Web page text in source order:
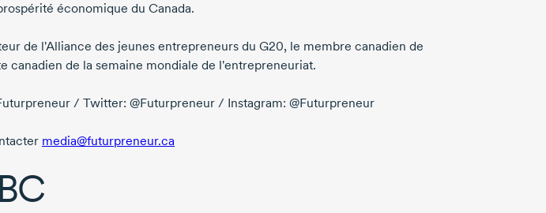
économique du Canada.
de l'Alliance des jeunes entrepreneurs du G20, le membre canadien de
canadien de la semaine mondiale de l'entrepreneuriat.
/ Twitter: @Futurpreneur / Instagram: @Futurpreneur
media@futurpreneur.ca